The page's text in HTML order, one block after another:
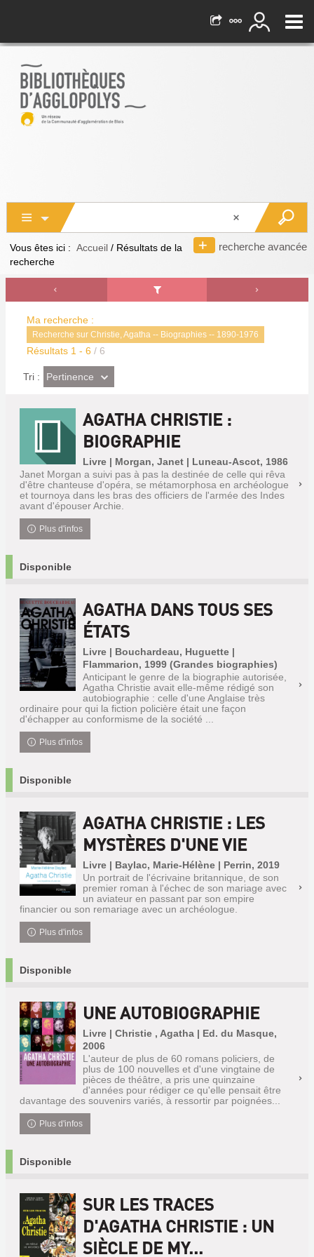
recherche avancée
Vous êtes ici : Accueil / Résultats de la
recherche
Ma recherche :
Recherche sur Christie, Agatha -- Biographies -- 1890-1976
Résultats 1 - 6 / 6
Tri : (Effet
imédiat)
Pertinence
AGATHA CHRISTIE :
BIOGRAPHIE
Livre | Morgan, Janet | Luneau-Ascot, 1986
Janet Morgan a suivi pas à pas la destinée de celle qui rêva
d'être chanteuse d'opéra, se métamorphosa en archéologue
et tournoya dans les bras des officiers de l'armée des Indes
avant d'épouser Archie.
Plus d'infos
Disponible
AGATHA DANS TOUS SES
ÉTATS
Livre | Bouchardeau, Huguette |
Flammarion, 1999 (Grandes biographies)
Anticipant le genre de la biographie autorisée,
Agatha Christie avait elle-même rédigé son
autobiographie : celle d'une Anglaise très
ordinaire pour qui la fiction policière était une façon
d'échapper au conformisme de la société ...
Plus d'infos
Disponible
AGATHA CHRISTIE : LES
MYSTÈRES D'UNE VIE
Livre | Baylac, Marie-Hélène | Perrin, 2019
Un portrait de l'écrivaine britannique, de son
premier roman à l'échec de son mariage avec
un aviateur en passant par son empire
financier ou son remariage avec un archéologue.
Plus d'infos
Disponible
UNE AUTOBIOGRAPHIE
Livre | Christie , Agatha | Ed. du Masque,
2006
L'auteur de plus de 60 romans policiers, de
plus de 100 nouvelles et d'une vingtaine de
pièces de théâtre, a pris une quinzaine
d'années pour rédiger ce qu'elle pensait être
davantage des souvenirs variés, à ressortir par poignées...
Plus d'infos
Disponible
SUR LES TRACES
D'AGATHA CHRISTIE : UN
SIÈCLE DE MY...